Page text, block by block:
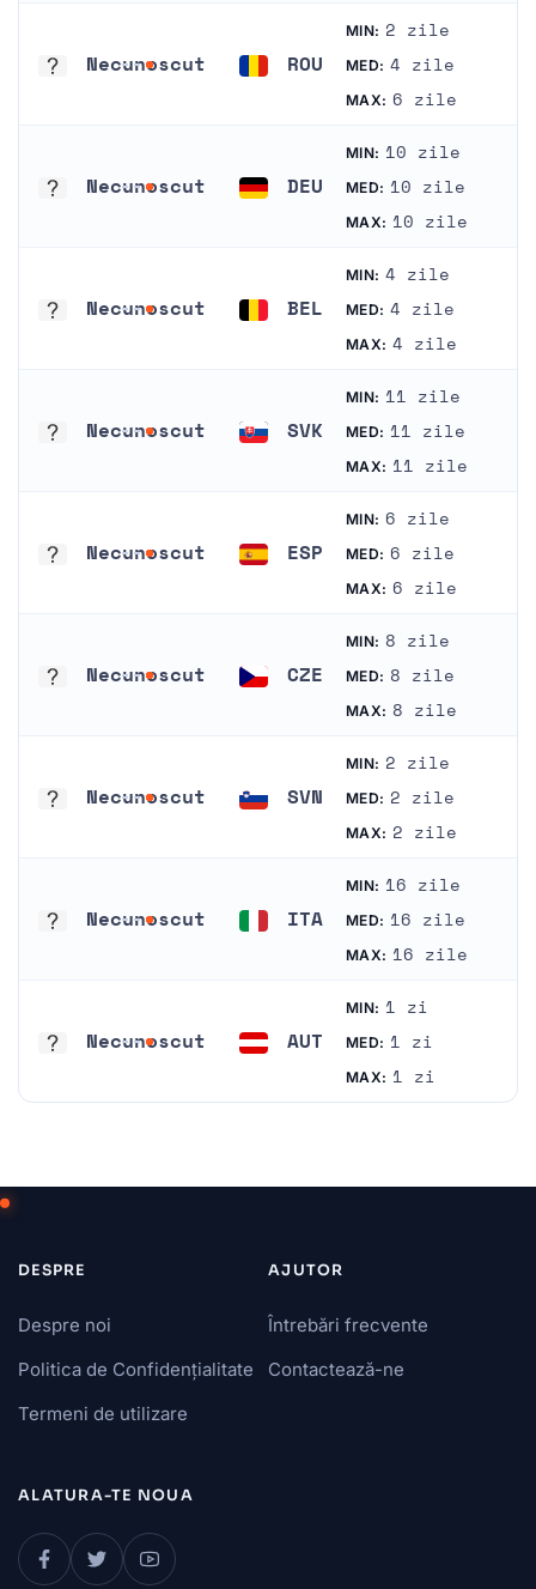
Necunoscut ROU
MIN: 2 zile
MED: 4 zile
MAX: 6 zile
Necunoscut DEU
MIN: 10 zile
MED: 10 zile
MAX: 10 zile
Necunoscut BEL
MIN: 4 zile
MED: 4 zile
MAX: 4 zile
Necunoscut SVK
MIN: 11 zile
MED: 11 zile
MAX: 11 zile
Necunoscut ESP
MIN: 6 zile
MED: 6 zile
MAX: 6 zile
Necunoscut CZE
MIN: 8 zile
MED: 8 zile
MAX: 8 zile
Necunoscut SVN
MIN: 2 zile
MED: 2 zile
MAX: 2 zile
Necunoscut ITA
MIN: 16 zile
MED: 16 zile
MAX: 16 zile
Necunoscut AUT
MIN: 1 zi
MED: 1 zi
MAX: 1 zi
DESPRE
Despre noi
Politica de Confidențialitate
Termeni de utilizare
AJUTOR
Întrebări frecvente
Contactează-ne
ALATURA-TE NOUA